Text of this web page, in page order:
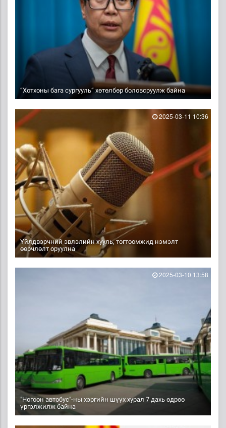
“Хотхоны бага сургууль” хөтөлбөр боловсруулж байна
Үйлдвэрчний эвлэлийн хууль, тогтоомжид нэмэлт
өөрчлөлт оруулна
2025-03-11 10:36
"Ногоон автобус"-ны хэргийн шүүх хурал 7 дахь өдрөө
үргэлжилж байна
2025-03-10 13:58